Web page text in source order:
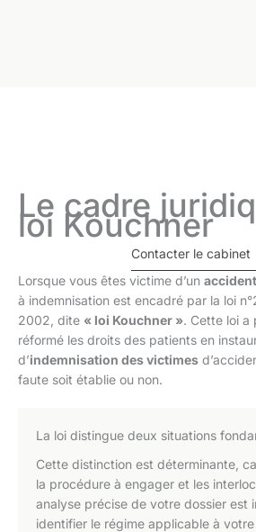
Le cadre
loi Kouchner
Contacter le cabinet
Lorsque vous êtes victime d’un
à indemnisation est encadré par la loi
2002, dite « loi Kouchner ». Cette loi a
réformé les droits des patients en
d’indemnisation des victimes
faute soit établie ou non.
La loi distingue deux situations
Cette distinction est déterminante,
la procédure à engager et les
analyse précise de votre dossier est
identifier le régime applicable à